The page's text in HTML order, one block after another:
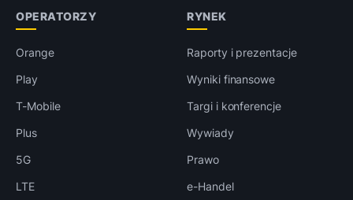
OPERATORZY
Orange
Play
T-Mobile
Plus
5G
LTE
RYNEK
Raporty i prezentacje
Wyniki finansowe
Targi i konferencje
Wywiady
Prawo
e-Handel